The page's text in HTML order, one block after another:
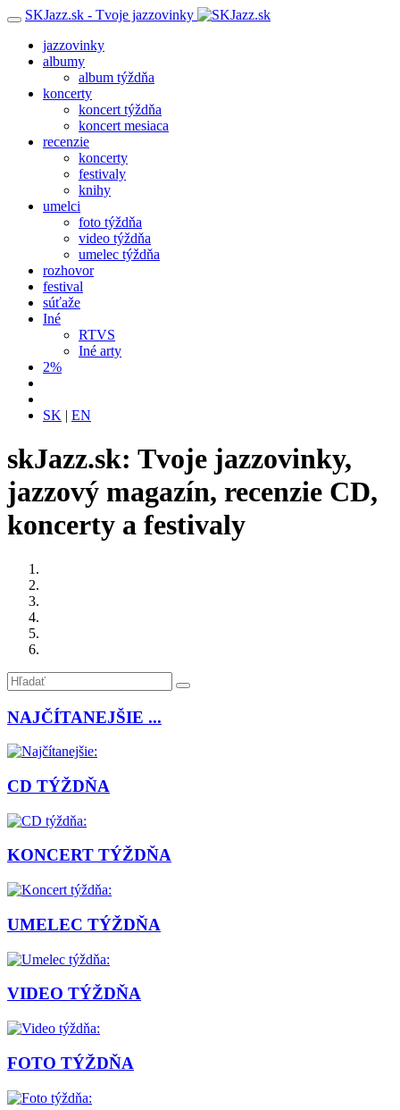
SKJazz.sk - Tvoje jazzovinky
jazzovinky
albumy
album týždňa
koncerty
koncert týždňa
koncert mesiaca
recenzie
koncerty
festivaly
knihy
umelci
foto týždňa
video týždňa
umelec týždňa
rozhovor
festival
súťaže
Iné
RTVS
Iné arty
2%
SK | EN
skJazz.sk: Tvoje jazzovinky,
jazzový magazín, recenzie CD,
koncerty a festivaly
NAJČÍTANEJŠIE ...
CD TÝŽDŇA
KONCERT TÝŽDŇA
UMELEC TÝŽDŇA
VIDEO TÝŽDŇA
FOTO TÝŽDŇA